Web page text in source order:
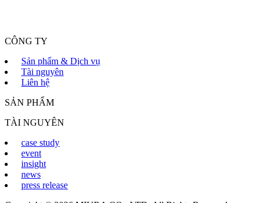
CÔNG TY
Sản phẩm & Dịch vụ
Tài nguyên
Liên hệ
SẢN PHẨM
TÀI NGUYÊN
case study
event
insight
news
press release